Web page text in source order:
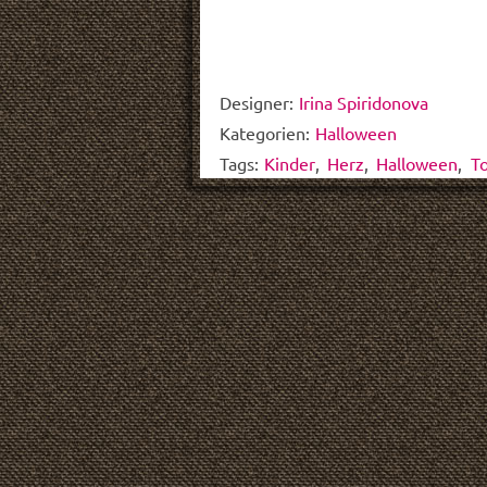
Designer: Irina Spiridonova
Kategorien: Halloween
Tags: Kinder Herz Halloween